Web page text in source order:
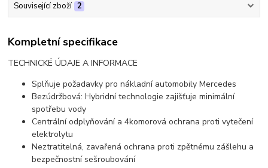
Související zboží 2
Kompletní specifikace
TECHNICKÉ ÚDAJE A INFORMACE
Splňuje požadavky pro nákladní automobily Mercedes
Bezúdržbová: Hybridní technologie zajišťuje minimální
spotřebu vody
Centrální odplyňování a 4komorová ochrana proti vytečení
elektrolytu
Neztratitelná, zavařená ochrana proti zpětnému zášlehu a
bezpečnostní sešroubování